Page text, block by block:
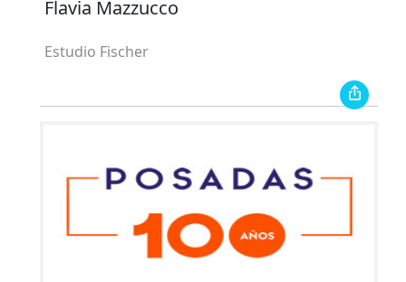
Flavia Mazzucco
Estudio Fischer